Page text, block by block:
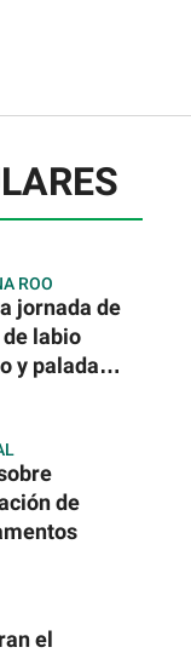
ROO
jornada de
labio
y paladar
de
el